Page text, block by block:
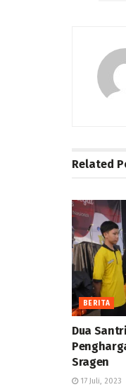
Related
BERITA
Dua
Sragen
17 Juli, 2023